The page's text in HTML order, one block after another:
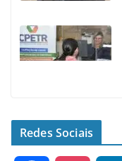
Redes Sociais